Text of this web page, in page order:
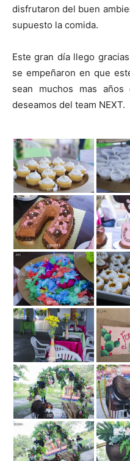
disfrutaron del buen
supuesto la comida.
Este gran día llego
se empeñaron en que
sean muchos mas años
deseamos del team NEXT.